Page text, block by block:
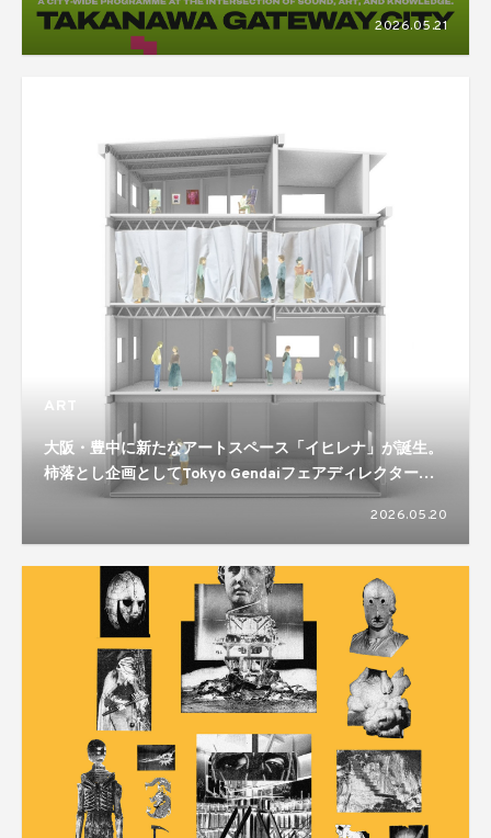
Actress、William Basinski、Nathan Fake、Two Shellら
国内外から多数出演！
2026.05.21
ART
大阪・豊中に新たなアートスペース「イヒレナ」が誕生。
柿落とし企画としてTokyo Gendaiフェアディレクター高
根枝里を迎えたトークイベントとアートの語り場を開催
2026.05.20